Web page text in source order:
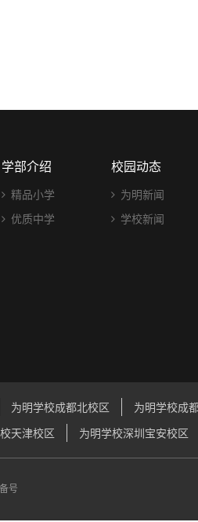
学部介绍
精品小学
优质中学
校园动态
为明新闻
学校新闻
为明学校成都北校区 为明学校成
天津校区 为明学校深圳宝安校区
号